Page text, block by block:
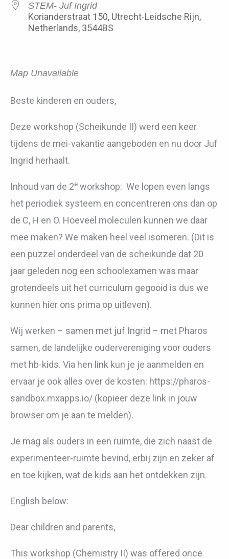
STEM- Juf Ingrid
Korianderstraat 150, Utrecht-Leidsche Rijn,
Netherlands, 3544BS
Map Unavailable
Beste kinderen en ouders,
Deze workshop (Scheikunde II) werd een keer
tijdens de mei-vakantie aangeboden en nu door Juf
Ingrid herhaalt.
Inhoud van de 2e workshop: We lopen even langs
het periodiek systeem en concentreren ons dan op
de C, H en O. Hoeveel moleculen kunnen we daar
mee maken? We maken heel veel isomeren. (Dit is
een puzzel onderdeel van de scheikunde dat 20
jaar geleden nog een schoolexamen was maar
grotendeels uit het curriculum gegooid is dus we
kunnen hier ons prima op uitleven).
Wij werken – samen met juf Ingrid – met Pharos
samen, de landelijke oudervereniging voor ouders
met hb-kids. Via hen link kun je je aanmelden en
ervaar je ook alles over de kosten: https://pharos-
sandbox.mxapps.io/ (kopieer deze link in jouw
browser om je aan te melden).
Je mag als ouders in een ruimte, die zich naast de
experimenteer-ruimte bevind, erbij zijn en zeker af
en toe kijken, wat de kids aan het ontdekken zijn.
English below:
Dear children and parents,
This workshop (Chemistry II) was offered once